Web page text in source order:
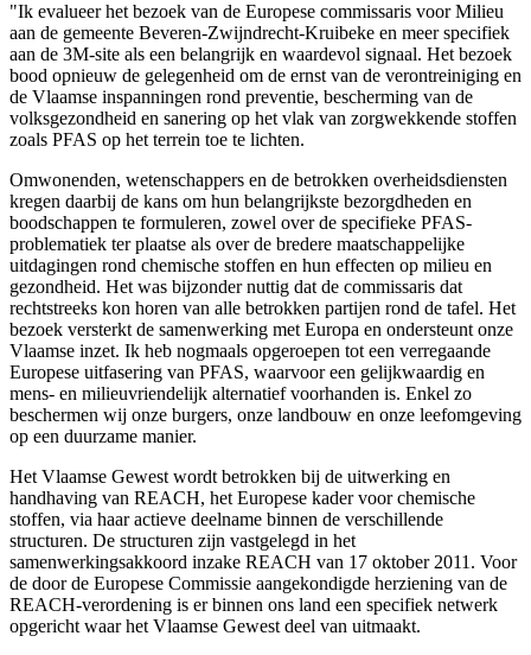
"Ik evalueer het bezoek van de Europese commissaris voor Milieu
aan de gemeente Beveren-Zwijndrecht-Kruibeke en meer specifiek
aan de 3M-site als een belangrijk en waardevol signaal. Het bezoek
bood opnieuw de gelegenheid om de ernst van de verontreiniging en
de Vlaamse inspanningen rond preventie, bescherming van de
volksgezondheid en sanering op het vlak van zorgwekkende stoffen
zoals PFAS op het terrein toe te lichten.
Omwonenden, wetenschappers en de betrokken overheidsdiensten
kregen daarbij de kans om hun belangrijkste bezorgdheden en
boodschappen te formuleren, zowel over de specifieke PFAS-
problematiek ter plaatse als over de bredere maatschappelijke
uitdagingen rond chemische stoffen en hun effecten op milieu en
gezondheid. Het was bijzonder nuttig dat de commissaris dat
rechtstreeks kon horen van alle betrokken partijen rond de tafel. Het
bezoek versterkt de samenwerking met Europa en ondersteunt onze
Vlaamse inzet. Ik heb nogmaals opgeroepen tot een verregaande
Europese uitfasering van PFAS, waarvoor een gelijkwaardig en
mens- en milieuvriendelijk alternatief voorhanden is. Enkel zo
beschermen wij onze burgers, onze landbouw en onze leefomgeving
op een duurzame manier.
Het Vlaamse Gewest wordt betrokken bij de uitwerking en
handhaving van REACH, het Europese kader voor chemische
stoffen, via haar actieve deelname binnen de verschillende
structuren. De structuren zijn vastgelegd in het
samenwerkingsakkoord inzake REACH van 17 oktober 2011. Voor
de door de Europese Commissie aangekondigde herziening van de
REACH-verordening is er binnen ons land een specifiek netwerk
opgericht waar het Vlaamse Gewest deel van uitmaakt.